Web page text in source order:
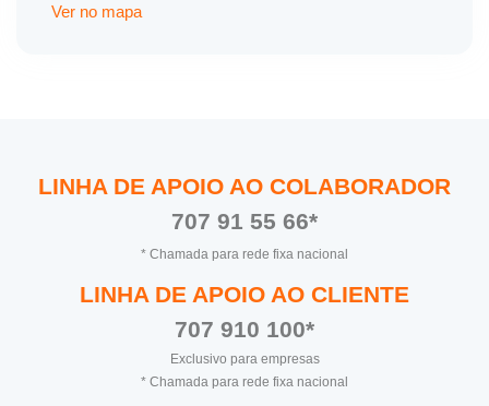
Ver no mapa
LINHA DE APOIO AO COLABORADOR
707 91 55 66*
* Chamada para rede fixa nacional
LINHA DE APOIO AO CLIENTE
707 910 100*
Exclusivo para empresas
* Chamada para rede fixa nacional